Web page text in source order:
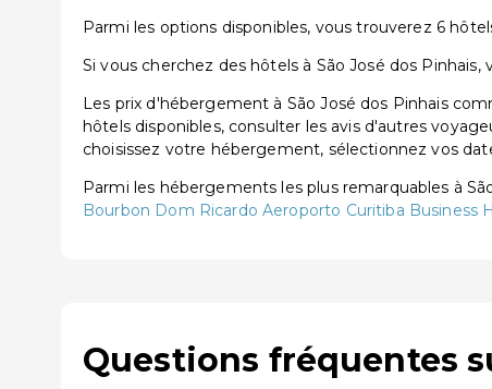
Parmi les options disponibles, vous trouverez 6
Si vous cherchez des hôtels à São José dos
Les prix d'hébergement à São José dos Pinhais
hôtels disponibles, consulter les avis d'autres
choisissez votre hébergement, sélectionnez vos
Parmi les hébergements les plus remarquables à
Bourbon Dom Ricardo Aeroporto Curitiba Business
Questions fréquentes